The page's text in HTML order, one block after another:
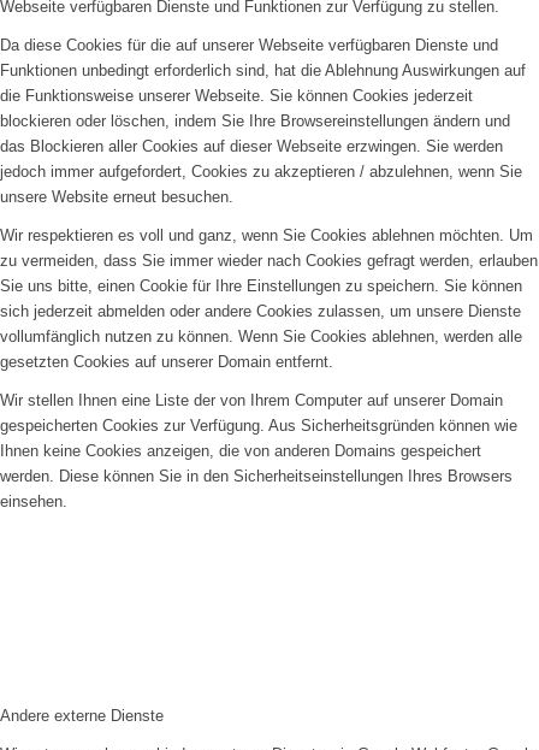
Webseite verfügbaren Dienste und Funktionen zur Verfügung zu stellen.
Da diese Cookies für die auf unserer Webseite verfügbaren Dienste und
Funktionen unbedingt erforderlich sind, hat die Ablehnung Auswirkungen auf
die Funktionsweise unserer Webseite. Sie können Cookies jederzeit
blockieren oder löschen, indem Sie Ihre Browsereinstellungen ändern und
das Blockieren aller Cookies auf dieser Webseite erzwingen. Sie werden
jedoch immer aufgefordert, Cookies zu akzeptieren / abzulehnen, wenn Sie
unsere Website erneut besuchen.
Wir respektieren es voll und ganz, wenn Sie Cookies ablehnen möchten. Um
zu vermeiden, dass Sie immer wieder nach Cookies gefragt werden, erlauben
Sie uns bitte, einen Cookie für Ihre Einstellungen zu speichern. Sie können
sich jederzeit abmelden oder andere Cookies zulassen, um unsere Dienste
vollumfänglich nutzen zu können. Wenn Sie Cookies ablehnen, werden alle
gesetzten Cookies auf unserer Domain entfernt.
Wir stellen Ihnen eine Liste der von Ihrem Computer auf unserer Domain
gespeicherten Cookies zur Verfügung. Aus Sicherheitsgründen können wie
Ihnen keine Cookies anzeigen, die von anderen Domains gespeichert
werden. Diese können Sie in den Sicherheitseinstellungen Ihres Browsers
einsehen.
Andere externe Dienste